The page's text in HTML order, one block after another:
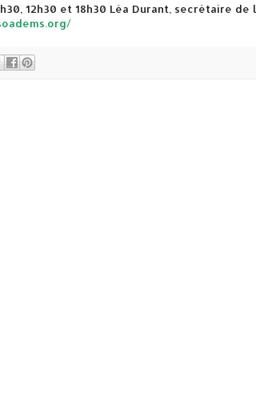
12h30 et 18h30 Léa Durant, secrétaire de